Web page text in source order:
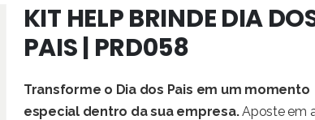
KIT HELP BRINDE DIA
PAIS | PRD058
Transforme o Dia dos Pais em um momento
especial dentro da sua empresa.Aposte em